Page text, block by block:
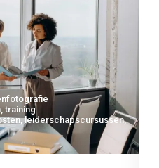
,training
,leiderschapscursussen,